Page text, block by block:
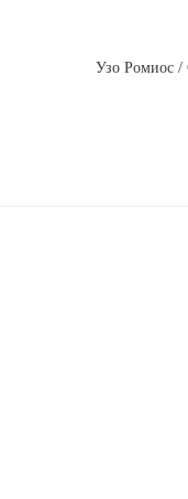
Узо Ромиос /